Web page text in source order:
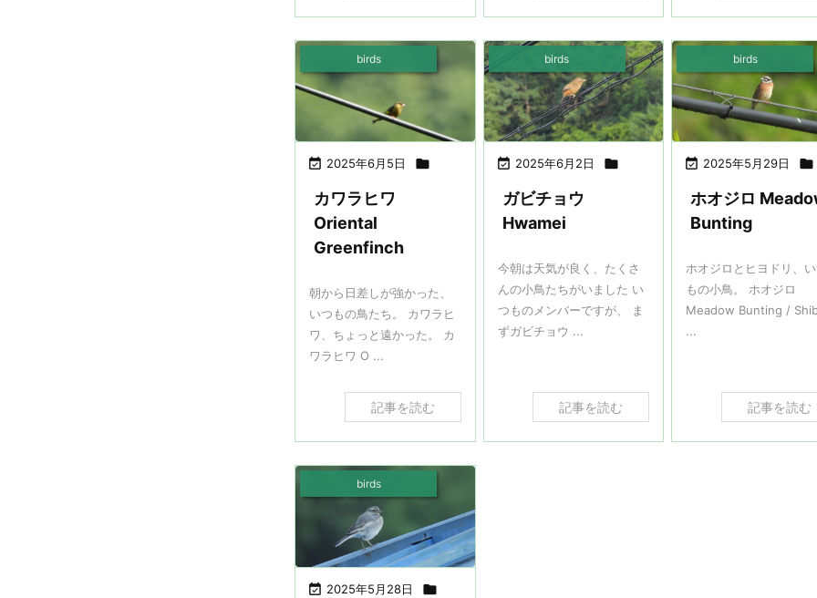
 2025年6月5日 
birds
カワラヒワ
Oriental
Greenfinch
朝から日差しが強かった、
いつもの鳥たち。 カワラヒ
ワ、ちょっと遠かった。 カ
ワラヒワ O ...
記事を読む
 2025年6月2日 
birds
ガビチョウ
Hwamei
今朝は天気が良く、たくさ
んの小鳥たちがいました い
つものメンバーですが、 ま
ずガビチョウ ...
記事を読む
 2025年5月29日 
birds
ホオジロ
Bunting
ホオジロとヒヨドリ、
もの小鳥。 ホオジロ
Meadow Bunting /
...
記事を読む
 2025年5月28日 
birds